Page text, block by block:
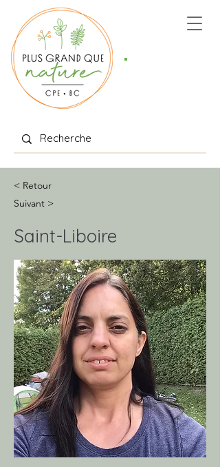
< Retour
Suivant >
Saint-Liboire